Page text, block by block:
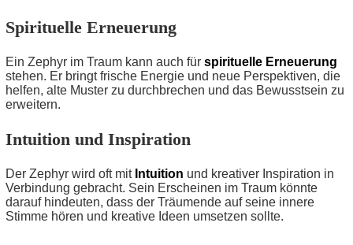
Spirituelle Erneuerung
Ein Zephyr im Traum kann auch für spirituelle Erneuerung
stehen. Er bringt frische Energie und neue Perspektiven, die
helfen, alte Muster zu durchbrechen und das Bewusstsein zu
erweitern.
Intuition und Inspiration
Der Zephyr wird oft mit Intuition und kreativer Inspiration in
Verbindung gebracht. Sein Erscheinen im Traum könnte
darauf hindeuten, dass der Träumende auf seine innere
Stimme hören und kreative Ideen umsetzen sollte.